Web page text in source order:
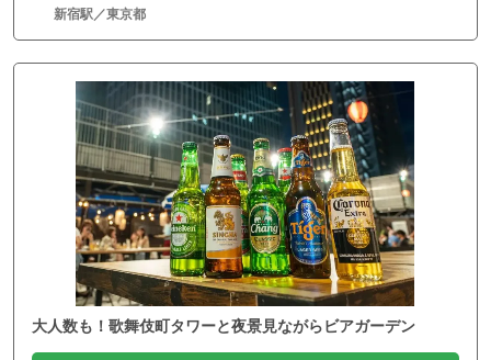
新宿駅／東京都
大人数も！歌舞伎町タワーと夜景見ながらビアガーデン